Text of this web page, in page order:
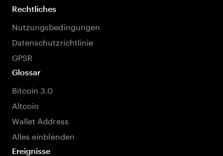
Rechtliches
Nutzungsbedingungen
Datenschutzrichtlinie
GPSR
Glossar
Bitcoin 3.0
Altcoin
Wallet Address
Alles einblenden
Ereignisse